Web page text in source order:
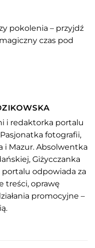
pokolenia – przyjdź
czas pod
i redaktorka portalu
fotografii,
i Mazur. Absolwentka
Giżycczanka
portalu odpowiada za
treści, oprawę
promocyjne –